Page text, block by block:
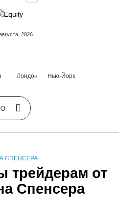
2026
Лондон Нью-Йорк
СПЕНСЕРА
трейдерам от
Спенсера